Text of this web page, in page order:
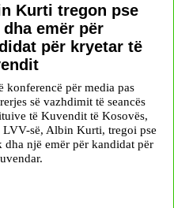
Kurti tregon pse
dha emër për
për kryetar të
konferencë për media pas
së vazhdimit të seancës
të Kuvendit të Kosovës,
LVV-së, Albin Kurti, tregoi pse
dha një emër për kandidat për